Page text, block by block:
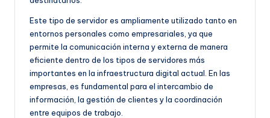
Este tipo de servidor es ampliamente utilizado tanto en
entornos personales como empresariales, ya que
permite la comunicación interna y externa de manera
eficiente dentro de los tipos de servidores más
importantes en la infraestructura digital actual. En las
empresas, es fundamental para el intercambio de
información, la gestión de clientes y la coordinación
entre equipos de trabajo.